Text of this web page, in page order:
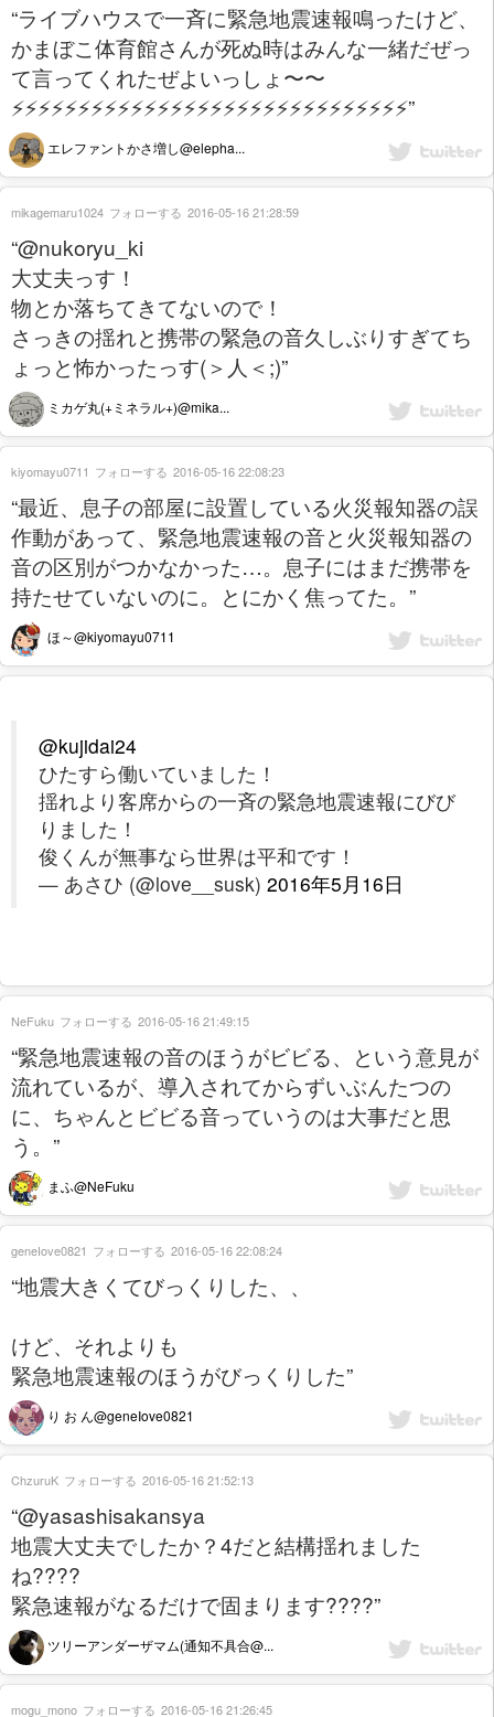
“ライブハウスで一斉に緊急地震速報鳴ったけど、
かまぼこ体育館さんが死ぬ時はみんな一緒だぜっ
て言ってくれたぜよいっしょ〜〜
⚡️⚡️⚡️⚡️⚡️⚡️⚡️⚡️⚡️⚡️⚡️⚡️⚡️⚡️⚡️⚡️⚡️⚡️⚡️⚡️⚡️⚡️⚡️⚡️⚡️⚡️⚡️⚡️⚡️⚡️”
エレファントかさ増し@elepha...
“@nukoryu_ki
大丈夫っす！
物とか落ちてきてないので！
さっきの揺れと携帯の緊急の音久しぶりすぎてち
ょっと怖かったっす(＞人＜;)”
ミカゲ丸(+ミネラル+)@mika...
mikagemaru1024 フォローする 2016-05-16 21:28:59
“最近、息子の部屋に設置している火災報知器の誤
作動があって、緊急地震速報の音と火災報知器の
音の区別がつかなかった…。息子にはまだ携帯を
持たせていないのに。とにかく焦ってた。”
ほ～@kiyomayu0711
kiyomayu0711 フォローする 2016-05-16 22:08:23
@kujidai24
ひたすら働いていました！
揺れより客席からの一斉の緊急地震速報にびび
りました！
俊くんが無事なら世界は平和です！
— あさひ (@love__susk) 2016年5月16日
“緊急地震速報の音のほうがビビる、という意見が
流れているが、導入されてからずいぶんたつの
に、ちゃんとビビる音っていうのは大事だと思
う。”
まふ@NeFuku
NeFuku フォローする 2016-05-16 21:49:15
“地震大きくてびっくりした、、
けど、それよりも
緊急地震速報のほうがびっくりした”
り お ん@geneIove0821
geneIove0821 フォローする 2016-05-16 22:08:24
“@yasashisakansya
地震大丈夫でしたか？4だと結構揺れました
ね????
緊急速報がなるだけで固まります????”
ツリーアンダーザマム(通知不具合@...
ChzuruK フォローする 2016-05-16 21:52:13
mogu_mono フォローする 2016-05-16 21:26:45